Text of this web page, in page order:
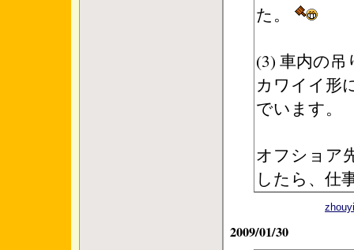
た。
(3) 車内の
カワイイ形
でいます。
オフショア
したら、仕
2009/01/30